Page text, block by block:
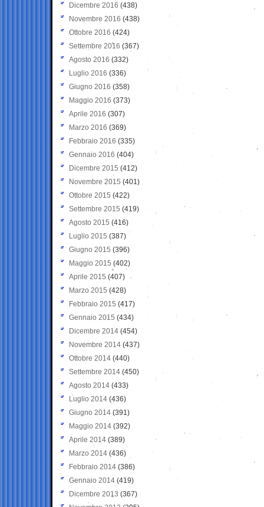
Dicembre 2016 (438)
Novembre 2016 (438)
Ottobre 2016 (424)
Settembre 2016 (367)
Agosto 2016 (332)
Luglio 2016 (336)
Giugno 2016 (358)
Maggio 2016 (373)
Aprile 2016 (307)
Marzo 2016 (369)
Febbraio 2016 (335)
Gennaio 2016 (404)
Dicembre 2015 (412)
Novembre 2015 (401)
Ottobre 2015 (422)
Settembre 2015 (419)
Agosto 2015 (416)
Luglio 2015 (387)
Giugno 2015 (396)
Maggio 2015 (402)
Aprile 2015 (407)
Marzo 2015 (428)
Febbraio 2015 (417)
Gennaio 2015 (434)
Dicembre 2014 (454)
Novembre 2014 (437)
Ottobre 2014 (440)
Settembre 2014 (450)
Agosto 2014 (433)
Luglio 2014 (436)
Giugno 2014 (391)
Maggio 2014 (392)
Aprile 2014 (389)
Marzo 2014 (436)
Febbraio 2014 (386)
Gennaio 2014 (419)
Dicembre 2013 (367)